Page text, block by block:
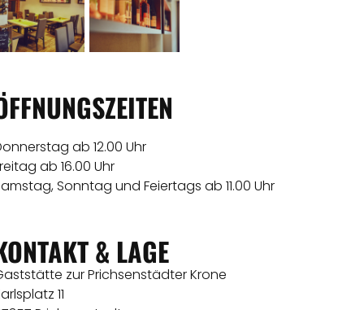
ab 12.00 Uhr
ab 16.00 Uhr
Sonntag und Feiertags ab 11.00 Uhr
& LAGE
zur Prichsenstädter Krone
11